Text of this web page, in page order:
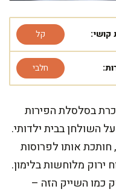
קושי: קל
חלבי
בסלסלת הפירות
השולחן בבית ילדותי.
אותו לפרוסות
מלוחשות בלימון.
כמו השייק הזה –